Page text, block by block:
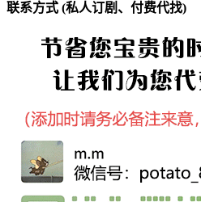
联系方式 (私人订剧、付费代找)